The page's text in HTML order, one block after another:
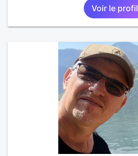
Voir le profil